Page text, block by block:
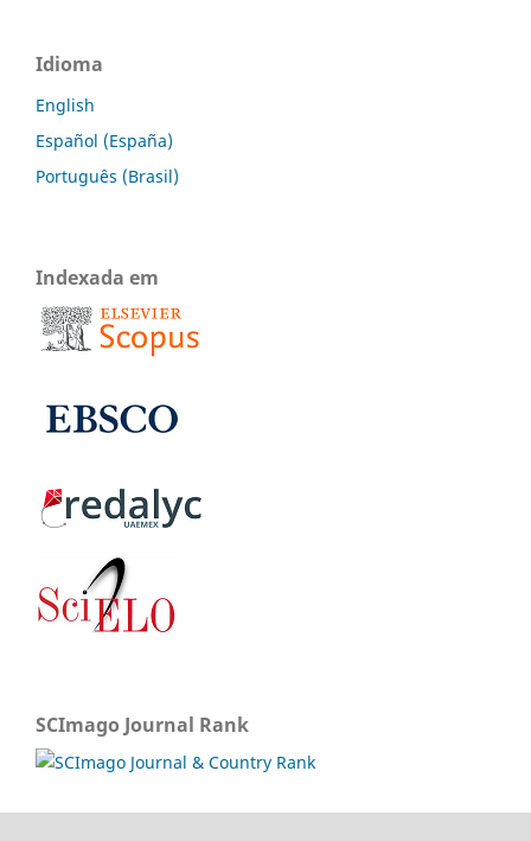
Idioma
English
Español (España)
Português (Brasil)
Indexada em
SCImago Journal Rank